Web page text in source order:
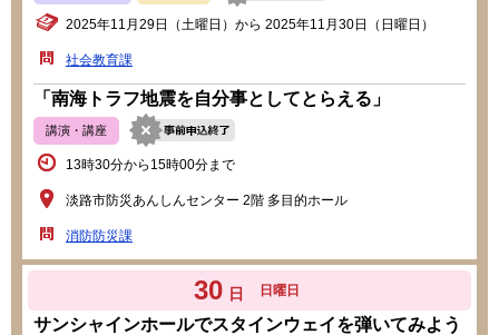
2025年11月29日（土曜日）から 2025年11月30日（日曜日）
社会教育課
「南海トラフ地震を自分事としてとらえる」
講演・講座
13時30分から15時00分まで
淡路市防災あんしんセンター 2階 多目的ホール
消防防災課
30 日 日曜日
サンシャインホールでスタインウェイを弾いてみよう